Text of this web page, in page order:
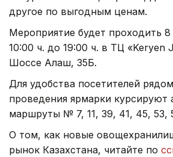
другое по выгодным ценам.
Мероприятие будет проходить 8
10:00 ч. до 19:00 ч. в ТЦ «Keryen
Шоссе Алаш, 35Б.
Для удобства посетителей
проведения ярмарки курсируют
маршруты № 7, 11, 39, 41, 45, 53,
О том, как новые
рынок Казахстана, читайте по